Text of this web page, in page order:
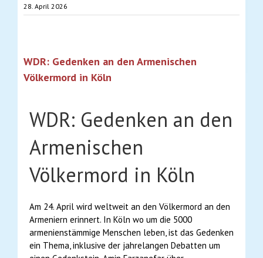
28. April 2026
WDR: Gedenken an den Armenischen
Völkermord in Köln
WDR: Gedenken an den
Armenischen
Völkermord in Köln
Am 24. April wird weltweit an den Völkermord an den
Armeniern erinnert. In Köln wo um die 5000
armenienstämmige Menschen leben, ist das Gedenken
ein Thema, inklusive der jahrelangen Debatten um